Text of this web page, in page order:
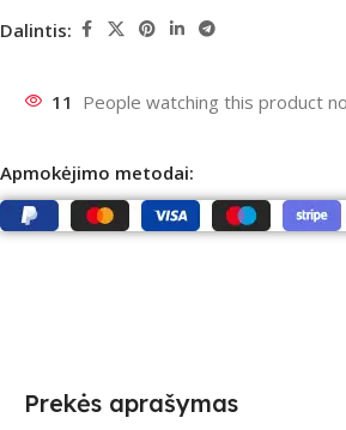
Dalintis:
11 People watching this product
Apmokėjimo metodai:
Prekės aprašymas